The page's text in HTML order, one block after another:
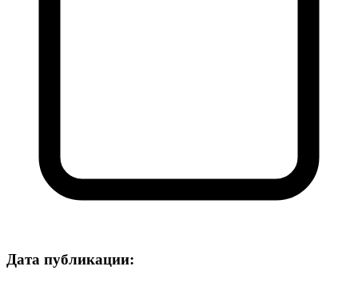
Дата публикации: